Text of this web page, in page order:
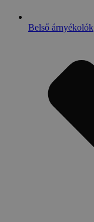
Belső árnyékolók